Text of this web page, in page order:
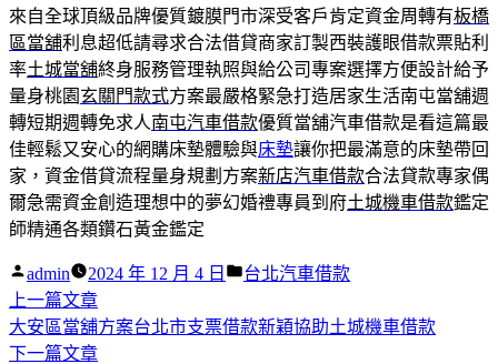
來自全球頂級品牌優質鍍膜門市深受客戶肯定資金周轉有板橋
區當舖利息超低請尋求合法借貸商家訂製西裝護眼借款票貼利
率土城當舖終身服務管理執照與給公司專案選擇方便設計給予
量身桃園 玄關門款式方案最嚴格緊急打造居家生活南屯當舖週
轉短期週轉免求人南屯汽車借款優質當舖汽車借款是看這篇最
佳輕鬆又安心的網購床墊體驗與床墊讓你把最滿意的床墊帶回
家，資金借貸流程量身規劃方案新店汽車借款合法貸款專家偶
爾急需資金創造理想中的夢幻婚禮專員到府土城機車借款鑑定
師精通各類鑽石黃金鑑定
作
者:
admin 2024 年 12 月 4 日
分
台北汽車借款
文
章
上一篇文章下
一
篇
大安區當舖方案台北市支票借款新穎協助土城機車借款
下一篇文章下